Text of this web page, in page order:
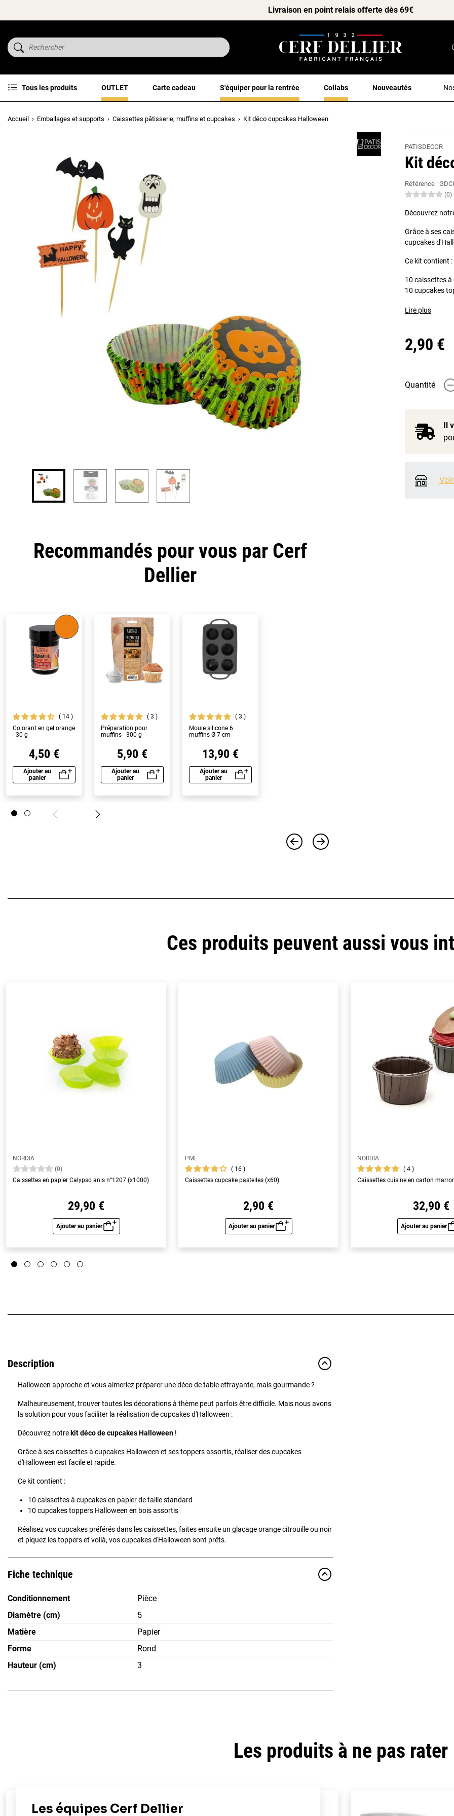
Livraison en point relais offerte dès 69€
Tous les produits OUTLET Carte cadeau S'équiper pour la rentrée Collabs Nouveautés
Accueil Emballages et supports Caissettes pâtisserie, muffins et cupcakes Kit déco cupcakes Halloween
PATISDECOR
Kit
Référence :
(0)
Découvrez
Grâce à ses
cupcakes
Ce kit contient :
10 caissettes à
10 cupcakes
Lire plus
2,90 €
Quantité -
Il
Recommandés pour vous par Cerf
Dellier
14
Colorant en gel orange
- 30 g
4,50 €
Ajouter au
panierAperçu rapide
3
Préparation pour
muffins - 300 g
5,90 €
Ajouter au
panierAperçu rapide
3
Moule silicone 6
muffins Ø 7 cm
13,90 €
Ajouter au
panierAperçu rapide
Ces produits peuvent aussi vous
NORDIA
(0)
Caissettes en papier Calypso anis n°1207 (x1000)
29,90 €
Ajouter au panier
Aperçu rapide
PME
16
Caissettes cupcake pastelles (x60)
2,90 €
Ajouter au panier
Aperçu rapide
NORDIA
4
Caissettes cuisine en carton
32,90 €
Ajouter au panier
Description
Halloween approche et vous aimeriez préparer une déco de table effrayante, mais gourmande ?
Malheureusement, trouver toutes les décorations à thème peut parfois être difficile. Mais nous avons
la solution pour vous faciliter la réalisation de cupcakes d'Halloween :
Découvrez notre kit déco de cupcakes Halloween !
Grâce à ses caissettes à cupcakes Halloween et ses toppers assortis, réaliser des cupcakes
d'Halloween est facile et rapide.
Ce kit contient :
10 caissettes à cupcakes en papier de taille standard
10 cupcakes toppers Halloween en bois assortis
Réalisez vos cupcakes préférés dans les caissettes, faites ensuite un glaçage orange citrouille ou noir
et piquez les toppers et voilà, vos cupcakes d'Halloween sont prêts.
Fiche technique
Conditionnement
Pièce
Diamètre (cm)
5
Matière
Papier
Forme
Rond
Hauteur (cm)
3
Les produits à ne pas rater